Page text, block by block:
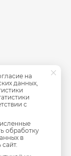
на
данных,
с
обработку
в